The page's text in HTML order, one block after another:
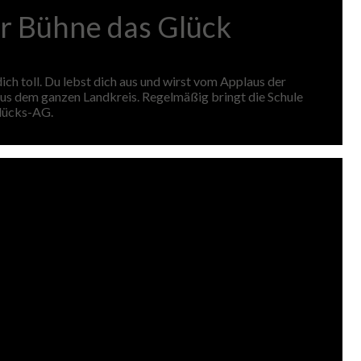
Bühne das Glück
toll. Du lebst dich aus und wirst vom Applaus der
dem ganzen Landkreis. Regelmäßig bringt die Schule
AG.